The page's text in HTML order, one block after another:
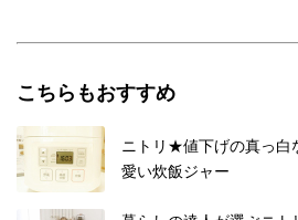
こちらもおすすめ
ニトリ★値下げの真っ白
愛い炊飯ジャー